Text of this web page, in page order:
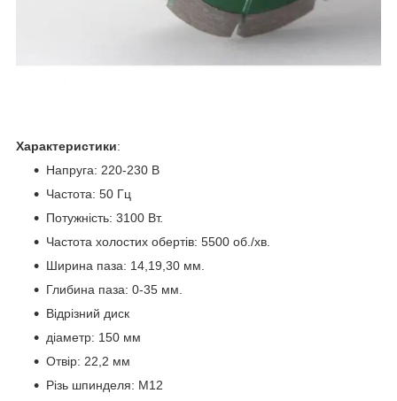
Характеристики:
Напруга: 220-230 В
Частота: 50 Гц
Потужність: 3100 Вт.
Частота холостих обертів: 5500 об./хв.
Ширина паза: 14,19,30 мм.
Глибина паза: 0-35 мм.
Відрізний диск
діаметр: 150 мм
Отвір: 22,2 мм
Різь шпинделя: М12